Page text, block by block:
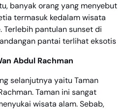
banyak orang yang menyebut
termasuk kedalam wisata
Terlebih pantulan sunset di
pantai terlihat eksotis
Abdul Rachman
selanjutnya yaitu Taman
Taman ini sangat
wisata alam. Sebab,